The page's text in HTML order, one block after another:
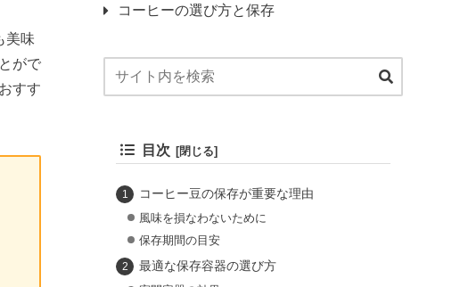
美味
がで
すす
コーヒーの選び方と保存
目次
コーヒー豆の保存が重要な理由
風味を損なわないために
保存期間の目安
最適な保存容器の選び方